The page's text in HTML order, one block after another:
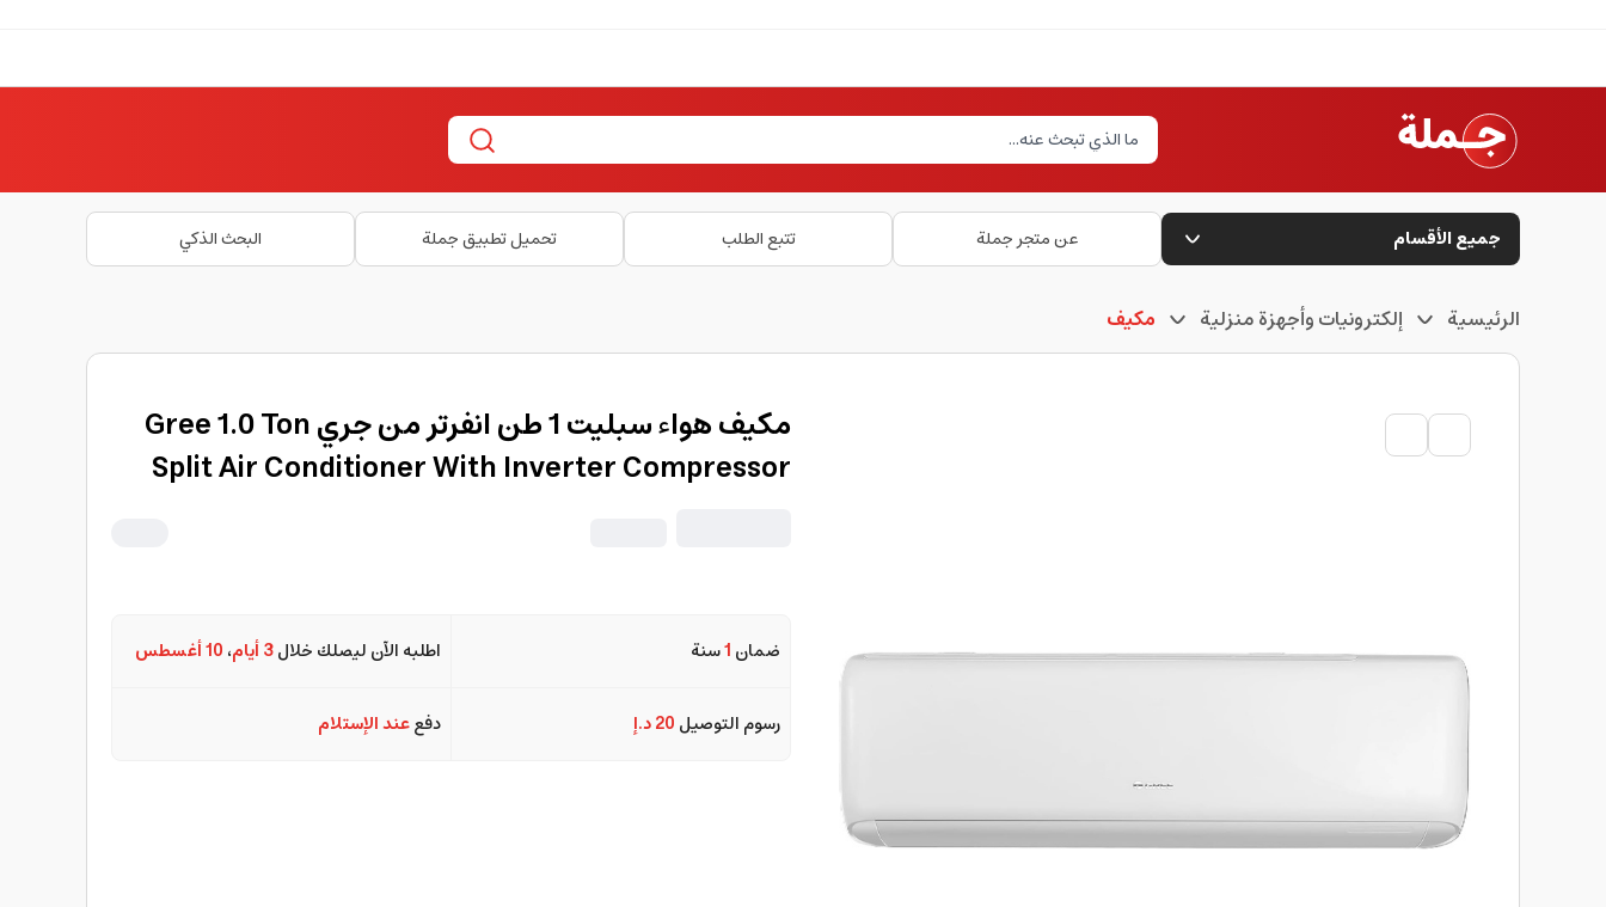
جميع الأقسام عن متجر جملة تتبع الطلب تحميل تطبيق جملة البحث الذكي
الرئيسية إلكترونيات وأجهزة منزلية مكيف
مكيف هواء سبليت 1 طن انفرتر من جري Gree 1.0 Ton
Split Air Conditioner With Inverter Compressor
ضمان 1سنة اطلبه الآن ليصلك خلال3 أيام ، 10 أغسطس
رسوم التوصيل 20 د.إ دفععند الإستلام